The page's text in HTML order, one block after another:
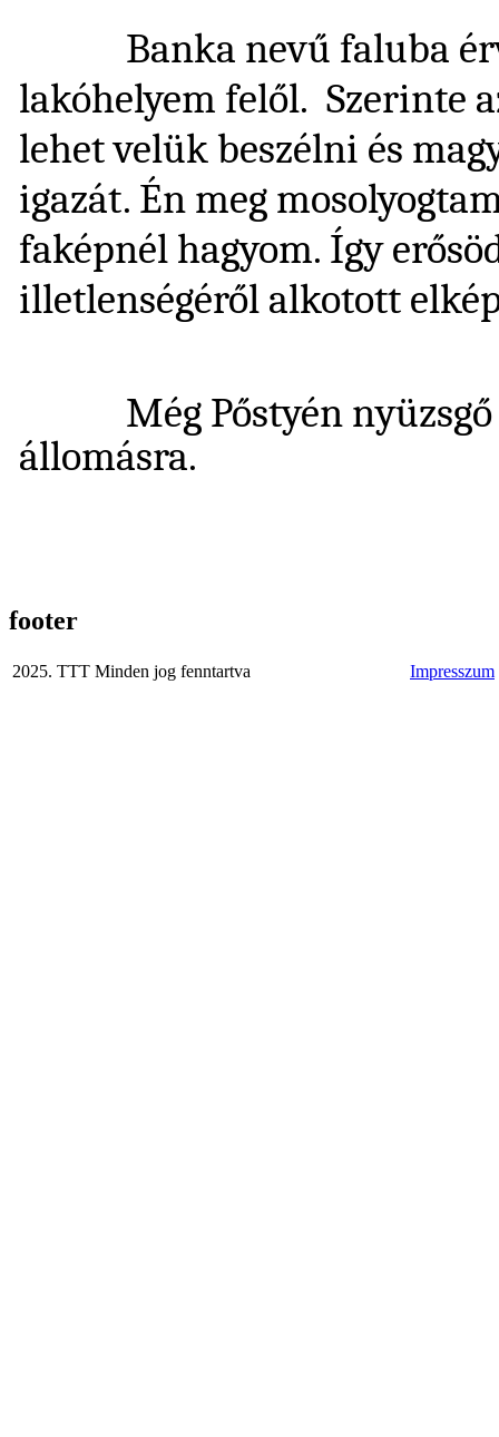
Banka nevű faluba
lakóhelyem felől. Szerinte
lehet velük beszélni és
igazát. Én meg
faképnél hagyom. Így
illetlenségéről alkotott
Még Pőstyén nyüzsgő
állomásra.
footer
2025. TTT Minden jog fenntartva Impresszum